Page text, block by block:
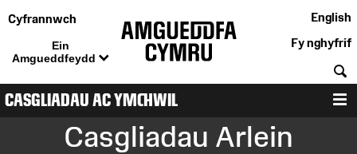
Cyfrannwch
Ein
Amgueddfeydd
English
Fy nghyfrif
CASGLIADAU AC YMCHWIL
Casgliadau Arlein